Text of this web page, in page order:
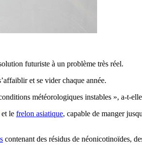
futuriste à un problème très réel.
et se vider chaque année.
météorologiques instables », a-t-
et le frelon asiatique, capable de manger
contenant des résidus de néonicotinoïdes,